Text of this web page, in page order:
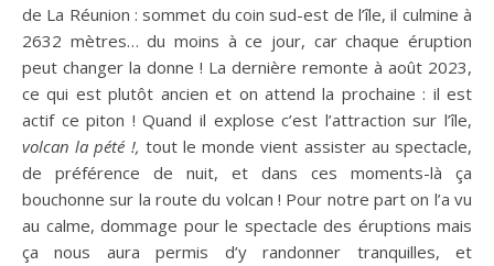
de La Réunion : sommet du coin sud-est de l’île, il culmine à
2632 mètres… du moins à ce jour, car chaque éruption
peut changer la donne ! La dernière remonte à août 2023,
ce qui est plutôt ancien et on attend la prochaine : il est
actif ce piton ! Quand il explose c’est l’attraction sur l’île,
volcan la pété !, tout le monde vient assister au spectacle,
de préférence de nuit, et dans ces moments-là ça
bouchonne sur la route du volcan ! Pour notre part on l’a vu
au calme, dommage pour le spectacle des éruptions mais
ça nous aura permis d’y randonner tranquilles, et